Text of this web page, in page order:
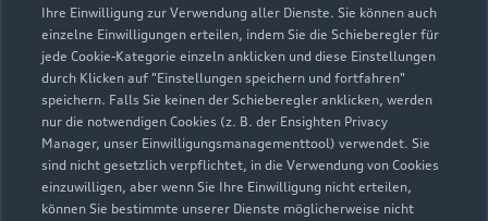
Ihre Einwilligung zur Verwendung aller Dienste. Sie können auch
einzelne Einwilligungen erteilen, indem Sie die Schieberegler für
jede Cookie-Kategorie einzeln anklicken und diese Einstellungen
durch Klicken auf "Einstellungen speichern und fortfahren"
speichern. Falls Sie keinen der Schieberegler anklicken, werden
nur die notwendigen Cookies (z. B. der Ensighten Privacy
Manager, unser Einwilligungsmanagementtool) verwendet. Sie
sind nicht gesetzlich verpflichtet, in die Verwendung von Cookies
einzuwilligen, aber wenn Sie Ihre Einwilligung nicht erteilen,
können Sie bestimmte unserer Dienste möglicherweise nicht
Zur Teamübersicht